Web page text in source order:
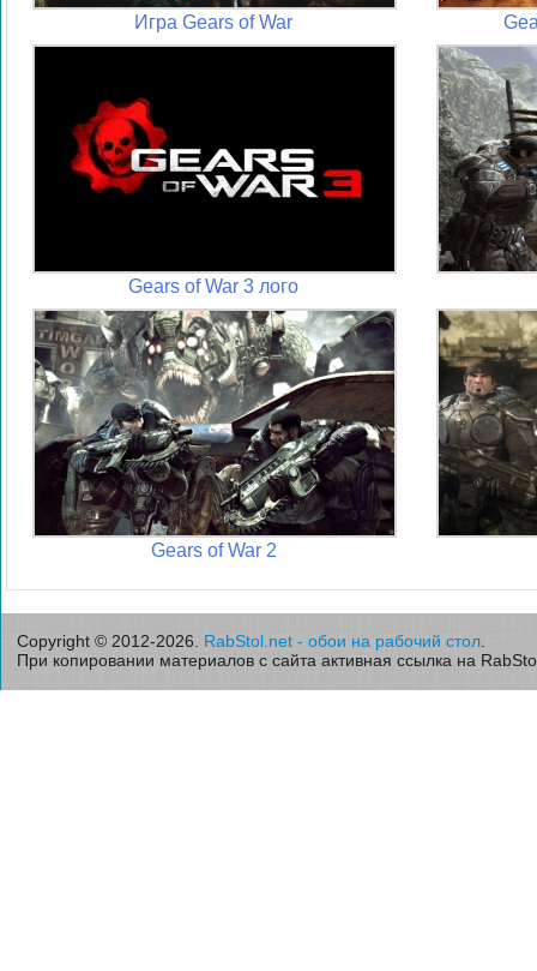
Игра Gears of War
Gears of War 3 лого
Gears of War 2
Copyright © 2012-2026. RabStol.net - обои на рабочий стол
При копировании материалов с сайта активная ссылка на